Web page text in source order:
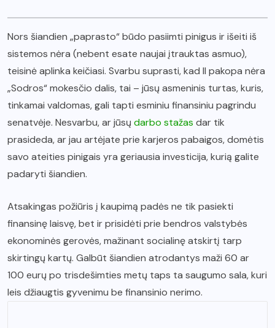
Nors šiandien „paprasto“ būdo pasiimti pinigus ir išeiti iš
sistemos nėra (nebent esate naujai įtrauktas asmuo),
teisinė aplinka keičiasi. Svarbu suprasti, kad II pakopa nėra
„Sodros“ mokesčio dalis, tai – jūsų asmeninis turtas, kuris,
tinkamai valdomas, gali tapti esminiu finansiniu pagrindu
senatvėje. Nesvarbu, ar jūsų darbo stažas dar tik
prasideda, ar jau artėjate prie karjeros pabaigos, domėtis
savo ateities pinigais yra geriausia investicija, kurią galite
padaryti šiandien.
Atsakingas požiūris į kaupimą padės ne tik pasiekti
finansinę laisvę, bet ir prisidėti prie bendros valstybės
ekonominės gerovės, mažinant socialinę atskirtį tarp
skirtingų kartų. Galbūt šiandien atrodantys maži 60 ar
100 eurų po trisdešimties metų taps ta saugumo sala, kuri
leis džiaugtis gyvenimu be finansinio nerimo.